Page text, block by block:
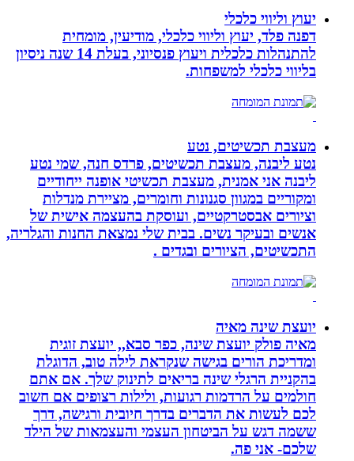
יעוץ וליווי כלכלי
דפנה פלד, יעוץ וליווי כלכלי, מודיעין, מומחית
להתנהלות כלכלית ויעוץ פנסיוני, בעלת 14 שנה ניסיון
בליווי כלכלי למשפחות.
מעצבת תכשיטים, נטע
נטע ליבנה, מעצבת תכשיטים, פרדס חנה, שמי נטע
ליבנה אני אמנית, מעצבת תכשיטי אופנה ייחודיים
ומקוריים במגוון סגנונות וחומרים, מציירת מנדלות
וציורים אבסטרקטיים, ועוסקת בהעצמה אישית של
אנשים ובעיקר נשים. בבית שלי נמצאת החנות והגלריה,
התכשיטים, הציורים ובגדים .
יועצת שינה מאיה
מאיה פולק יועצת שינה, כפר סבא,, יועצת זוגית
ומדריכת הורים בגישה שנקראת לילה טוב, הדוגלת
בהקניית הרגלי שינה בריאים לתינוק שלך. אם אתם
חולמים על הרדמות רגועות, ולילות רצופים אם חשוב
לכם לעשות את הדברים בדרך חיובית ורגישה, דרך
ששמה דגש על הביטחון העצמי והעצמאות של הילד
שלכם- אני פה.